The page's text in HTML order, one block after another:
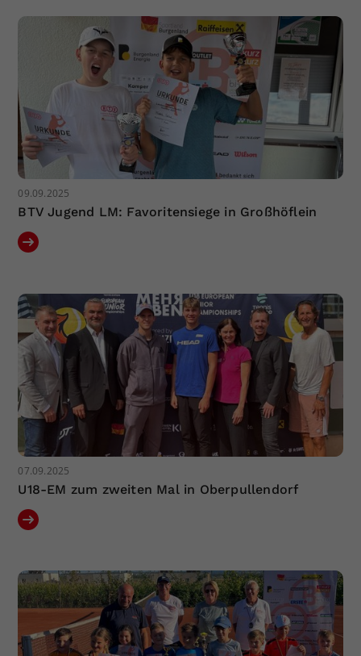
09.09.2025
BTV Jugend LM: Favoritensiege in Großhöflein
07.09.2025
U18-EM zum zweiten Mal in Oberpullendorf